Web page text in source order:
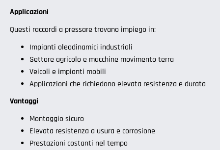
Applicazioni
Questi raccordi a pressare trovano impiego in:
Impianti oleodinamici industriali
Settore agricolo e macchine movimento terra
Veicoli e impianti mobili
Applicazioni che richiedono elevata resistenza e durata
Vantaggi
Montaggio sicuro
Elevata resistenza a usura e corrosione
Prestazioni costanti nel tempo